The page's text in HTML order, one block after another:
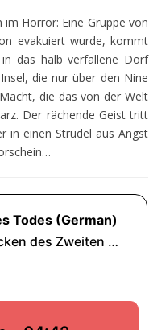
Horror: Eine Gruppe von
evakuiert wurde, kommt
das halb verfallene Dorf
die nur über den Nine
die das von der Welt
Der rächende Geist tritt
in einen Strudel aus Angst